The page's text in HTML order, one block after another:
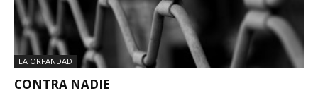
LA ORFANDAD
CONTRA NADIE